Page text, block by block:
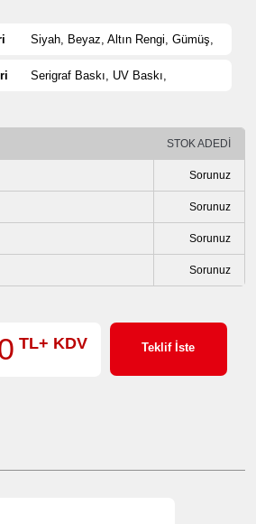
Siyah, Beyaz, Altın Rengi, Gümüş,
Serigraf Baskı, UV Baskı,
STOK ADEDİ
Sorunuz
Sorunuz
Sorunuz
Sorunuz
TL+ KDV Teklif İste